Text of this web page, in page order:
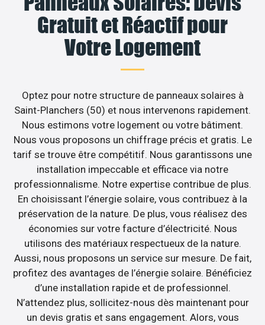
Gratuit et Réactif pour
Votre Logement
Optez pour notre structure de panneaux solaires à
Saint-Planchers (50) et nous intervenons rapidement.
Nous estimons votre logement ou votre bâtiment.
Nous vous proposons un chiffrage précis et gratis. Le
tarif se trouve être compétitif. Nous garantissons une
installation impeccable et efficace via notre
professionnalisme. Notre expertise contribue de plus.
En choisissant l’énergie solaire, vous contribuez à la
préservation de la nature. De plus, vous réalisez des
économies sur votre facture d’électricité. Nous
utilisons des matériaux respectueux de la nature.
Aussi, nous proposons un service sur mesure. De fait,
profitez des avantages de l’énergie solaire. Bénéficiez
d’une installation rapide et de professionnel.
N’attendez plus, sollicitez-nous dès maintenant pour
un devis gratis et sans engagement. Alors, vous